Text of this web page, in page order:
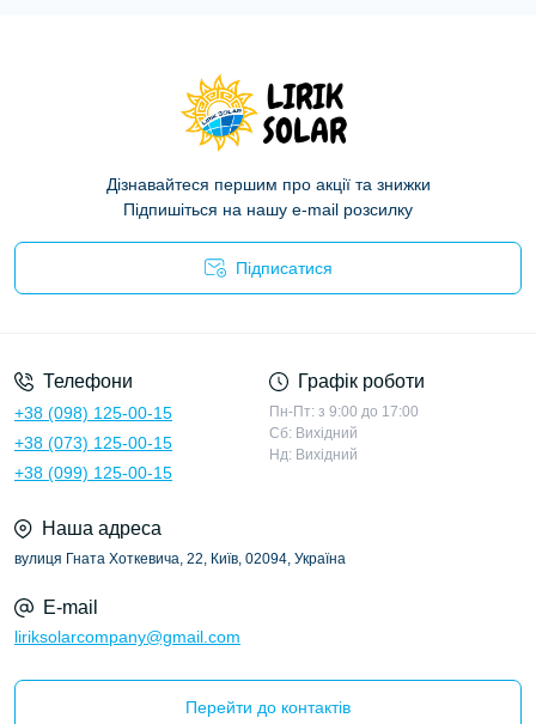
Дізнавайтеся першим про акції та знижки
Підпишіться на нашу e-mail розсилку
Підписатися
Телефони
+38 (098) 125-00-15
+38 (073) 125-00-15
+38 (099) 125-00-15
Графік роботи
Пн-Пт: з 9:00 до 17:00
Сб: Вихідний
Нд: Вихідний
Наша адреса
вулиця Гната Хоткевича, 22, Київ, 02094, Україна
E-mail
liriksolarcompany@gmail.com
Перейти до контактів